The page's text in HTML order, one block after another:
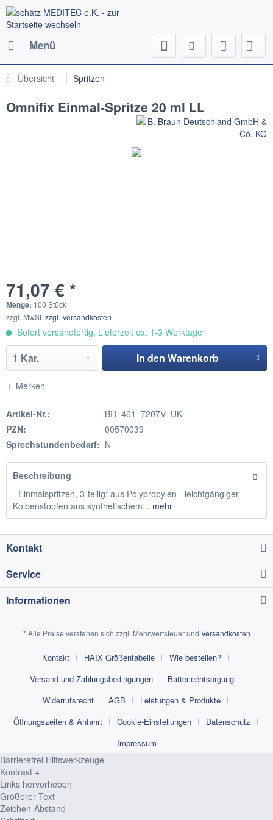
Menü
Übersicht Spritzen
Omnifix Einmal-Spritze 20 ml LL
71,07 € *
Menge: 100 Stück
zzgl. MwSt. zzgl. Versandkosten
Sofort versandfertig, Lieferzeit ca. 1-3 Werktage
In den Warenkorb
Merken
Artikel-Nr.:
BR_461_7207V_UK
PZN:
00570039
Sprechstundenbedarf: N
Beschreibung
- Einmalspritzen, 3-teilig: aus Polypropylen - leichtgängiger
Kolbenstopfen aus synthetischem... mehr
Kontakt
Service
Informationen
* Alle Preise verstehen sich zzgl. Mehrwertsteuer und Versandkosten
Kontakt HAIX Größentabelle
Wie bestellen?
Versand und Zahlungsbedingungen
Batterieentsorgung
Widerrufsrecht
AGB
Leistungen & Produkte
Öffnungszeiten & Anfahrt
Cookie-Einstellungen
Datenschutz
Impressum
Barrierefrei Hilfswerkzeuge
Kontrast +
Links hervorheben
Größerer Text
Zeichen-Abstand